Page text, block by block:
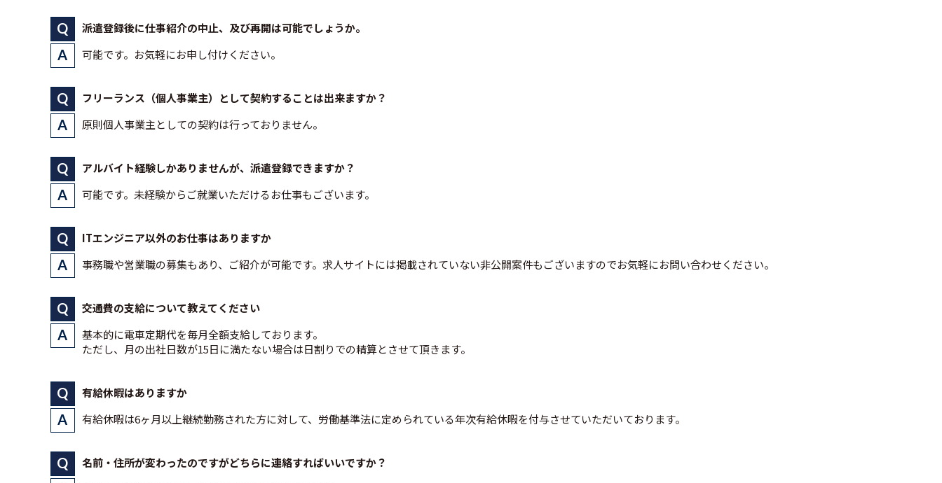
派遣登録後に仕事紹介の中止、及び再開は可能でしょうか。
可能です。お気軽にお申し付けください。
フリーランス（個人事業主）として契約することは出来ますか？
原則個人事業主としての契約は行っておりません。
アルバイト経験しかありませんが、派遣登録できますか？
可能です。未経験からご就業いただけるお仕事もございます。
ITエンジニア以外のお仕事はありますか
事務職や営業職の募集もあり、ご紹介が可能です。求人サイトには掲載されていない非公開案件もございますのでお気軽にお問い合わせください。
交通費の支給について教えてください
基本的に電車定期代を毎月全額支給しております。
ただし、月の出社日数が15日に満たない場合は日割りでの精算とさせて頂きます。
有給休暇はありますか
有給休暇は6ヶ月以上継続勤務された方に対して、労働基準法に定められている年次有給休暇を付与させていただいております。
名前・住所が変わったのですがどちらに連絡すればいいですか？